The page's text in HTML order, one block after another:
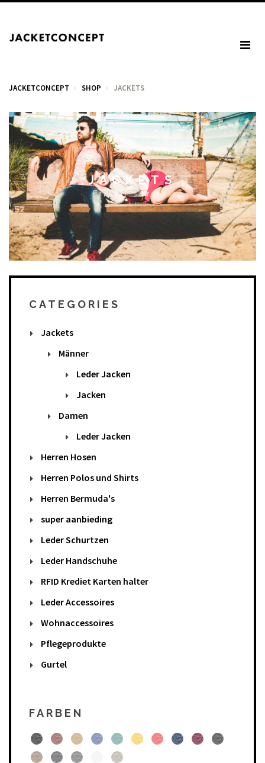
JACKETCONCEPT SHOP JACKETS
WARENKORB
Your cart is empty.
Mehrwertsteuer: 0,00 €
Total: 0,00 €
JACKETS
For all seasons
CATEGORIES
Jackets
Männer
Leder Jacken
Jacken
Damen
Leder Jacken
Herren Hosen
Herren Polos und Shirts
Herren Bermuda's
super aanbieding
Leder Schurtzen
Leder Handschuhe
RFID Krediet Karten halter
Leder Accessoires
Wohnaccessoires
Pflegeprodukte
Gurtel
FARBEN